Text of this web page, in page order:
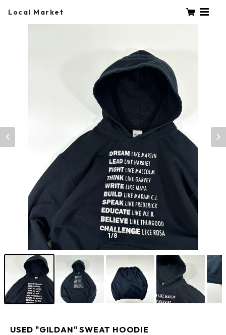
Local Market
1/8
USED "GILDAN" SWEAT HOODIE